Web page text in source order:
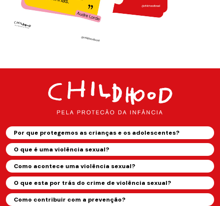
Por que protegemos as crianças e os adolescentes?
O que é uma violência sexual?
Como acontece uma violência sexual?
O que esta por trás do crime de violência sexual?
Como contribuir com a prevenção?